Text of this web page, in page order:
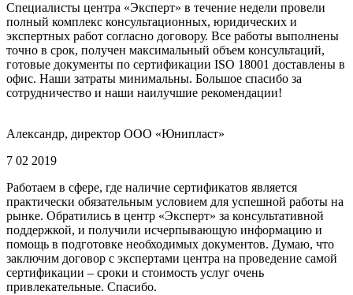
Специалисты центра «Эксперт» в течение недели провели
полный комплекс консультационных, юридических и
экспертных работ согласно договору. Все работы выполнены
точно в срок, получен максимальный объем консультаций,
готовые документы по сертификации ISO 18001 доставлены в
офис. Наши затраты минимальны. Большое спасибо за
сотрудничество и наши наилучшие рекомендации!
Александр, директор ООО «Юнипласт»
7 02 2019
Работаем в сфере, где наличие сертификатов является
практически обязательным условием для успешной работы на
рынке. Обратились в центр «Эксперт» за консультативной
поддержкой, и получили исчерпывающую информацию и
помощь в подготовке необходимых документов. Думаю, что
заключим договор с экспертами центра на проведение самой
сертификации – сроки и стоимость услуг очень
привлекательные. Спасибо.